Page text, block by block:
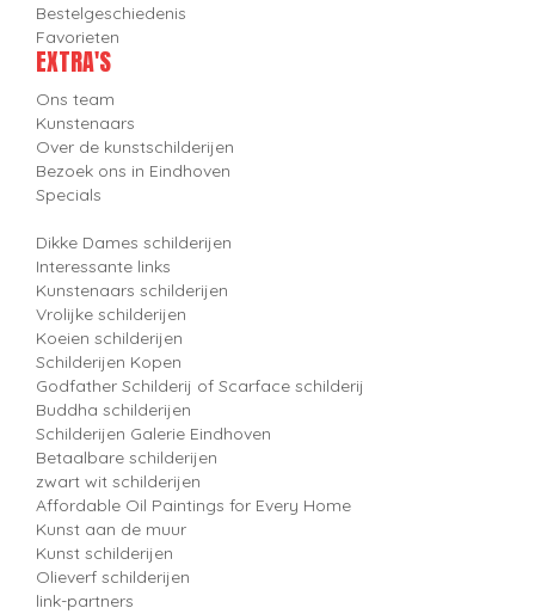
Bestelgeschiedenis
Favorieten
EXTRA'S
Ons team
Kunstenaars
Over de kunstschilderijen
Bezoek ons in Eindhoven
Specials
Dikke Dames schilderijen
Interessante links
Kunstenaars schilderijen
Vrolijke schilderijen
Koeien schilderijen
Schilderijen Kopen
Godfather Schilderij of Scarface schilderij
Buddha schilderijen
Schilderijen Galerie Eindhoven
Betaalbare schilderijen
zwart wit schilderijen
Affordable Oil Paintings for Every Home
Kunst aan de muur
Kunst schilderijen
Olieverf schilderijen
link-partners